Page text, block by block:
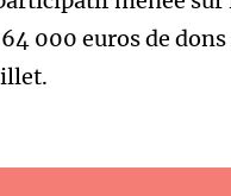
000 euros de